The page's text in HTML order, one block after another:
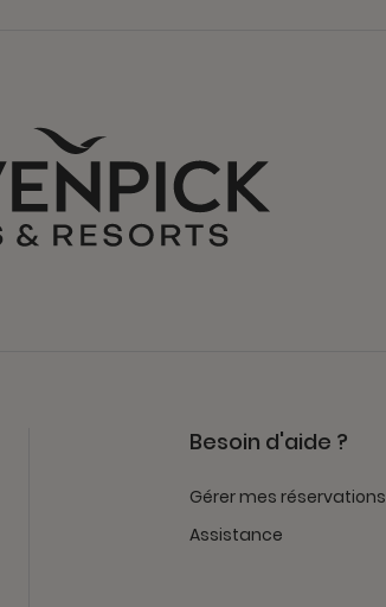
Besoin d'aide ?
Gérer mes réservations
Assistance